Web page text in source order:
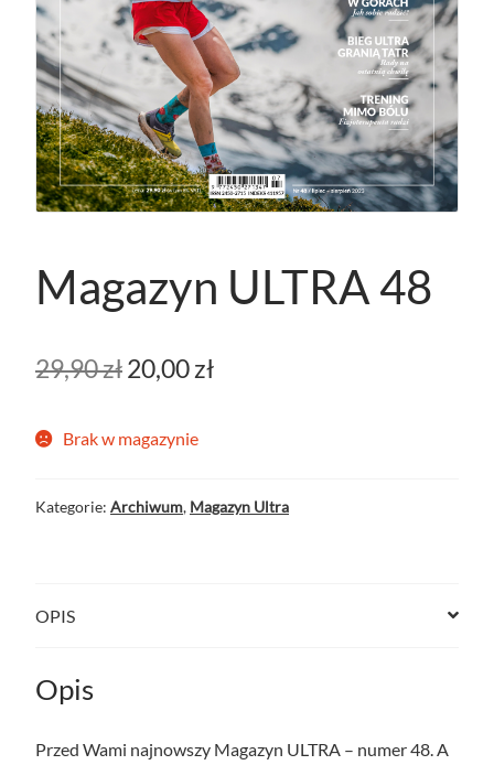
Magazyn ULTRA 48
29,90złPierwotna
wynosiła:
20,00złAktualna
Brak w magazynie
Kategorie: Archiwum, Magazyn Ultra
OPIS
Opis
Przed Wami najnowszy Magazyn ULTRA – numer 48. A